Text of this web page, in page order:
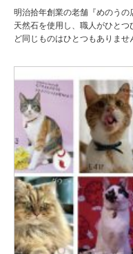
明治拾年創業の老舗『めのうの
天然石を使用し、職人がひと
ど同じものはひとつもありませ